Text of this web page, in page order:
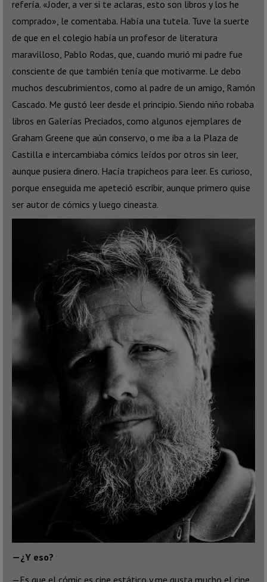
refería. «Joder, a ver si te aclaras, esto son libros y los he
comprado», le comentaba. Había una tutela. Tuve la suerte
de que en el colegio había un profesor de literatura
maravilloso, Pablo Rodas, que, cuando murió mi padre fue
consciente de que también tenía que motivarme. Le debo
muchos descubrimientos, como al padre de un amigo, Ramón
Cascado. Me gustó leer desde el principio. Siendo niño robaba
libros en Galerías Preciados, como algunos ejemplares de
Graham Greene que aún conservo, o me iba a la Plaza de
Castilla e intercambiaba cómics leídos por otros sin leer,
aunque pusiera dinero. Hacía trapicheos para leer. Es curioso,
porque enseguida me apeteció escribir, aunque primero quise
ser autor de cómics y luego cineasta.
—¿Y eso?